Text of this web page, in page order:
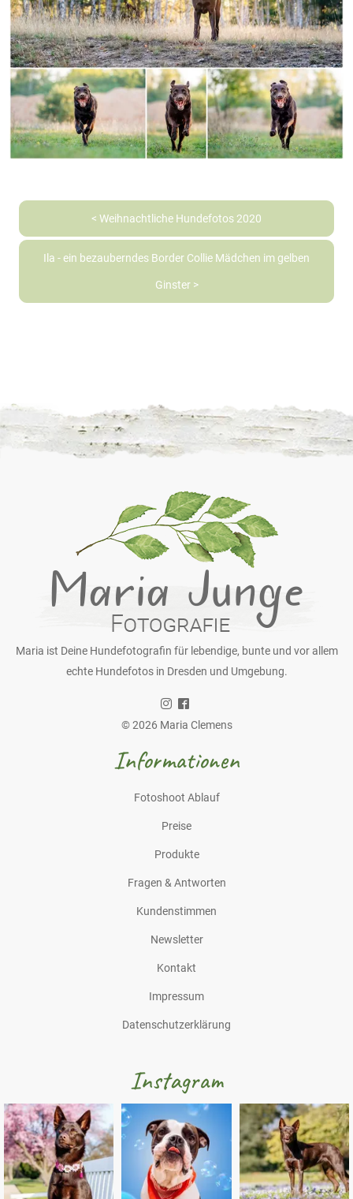
< Weihnachtliche Hundefotos 2020
Ila - ein bezauberndes Border Collie Mädchen im gelben
Ginster >
Maria ist Deine Hundefotografin für lebendige, bunte und vor allem
echte Hundefotos in Dresden und Umgebung.
© 2026 Maria Clemens
Informationen
Fotoshoot Ablauf
Preise
Produkte
Fragen & Antworten
Kundenstimmen
Newsletter
Kontakt
Impressum
Datenschutzerklärung
Instagram